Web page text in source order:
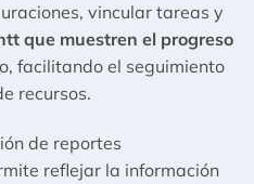
vincular tareas y
que muestren el progreso
facilitando el seguimiento
recursos.
de reportes
reflejar la información